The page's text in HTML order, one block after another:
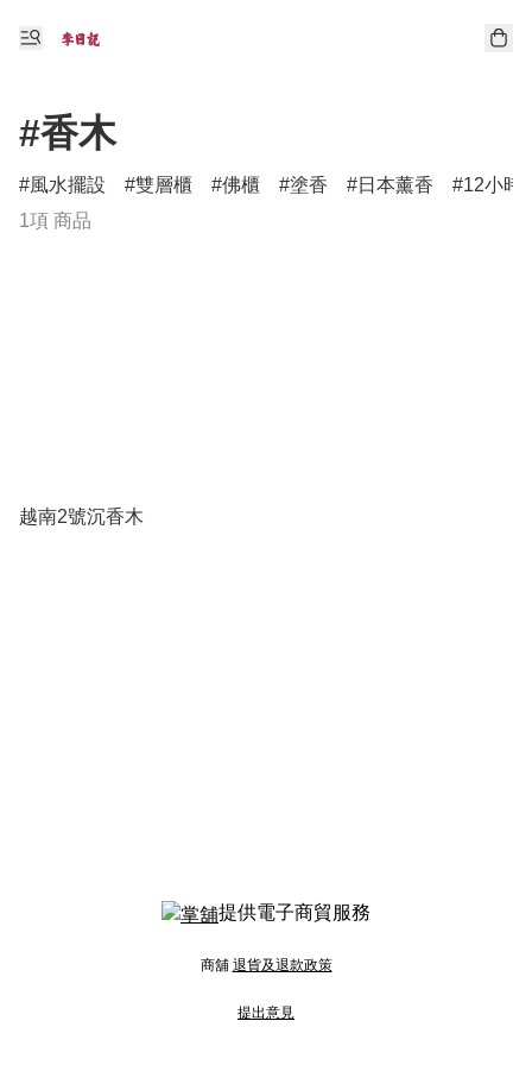
#香木
風水擺設 雙層櫃 佛櫃 塗香 日本薰香
12小時
1項 商品
越南2號沉香木
提供電子商貿服務
商舖 退貨及退款政策
提出意見